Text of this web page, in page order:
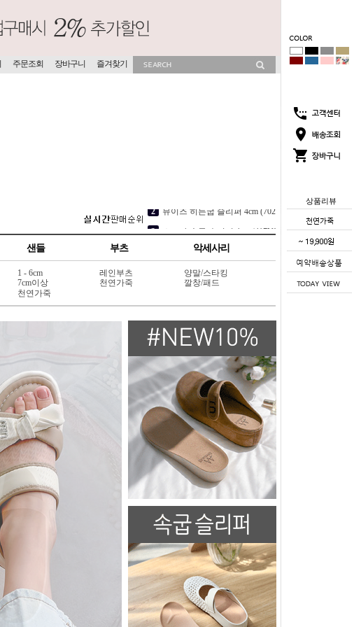
상품리뷰
주문조회 장바구니 즐겨찾기
5
2 뮤이즈 히든굽 슬리퍼 4cm (702V13)
소프라 속굽 슬리퍼 4cm (417V9)
샌들 부츠 악세사리
1 - 6cm
7cm이상
천연가죽
레인부츠
천연가죽
양말/스타킹
깔창/패드